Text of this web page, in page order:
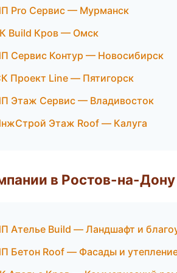
Pro Сервис — Мурманск
Build Кров — Омск
Сервис Контур — Новосибирск
Проект Line — Пятигорск
Этаж Сервис — Владивосток
Этаж Roof — Калуга
в Ростов-на-Дону
Ателье Build — Ландшафт и
Бетон Roof — Фасады и